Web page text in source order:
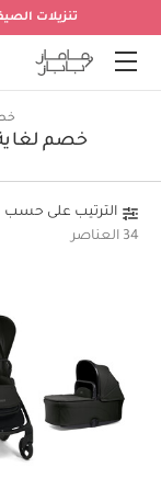
تنزيلات
خصم
خصم لغاية 60% على أطقم عربات
الترتيب على حسب
34 العناصر